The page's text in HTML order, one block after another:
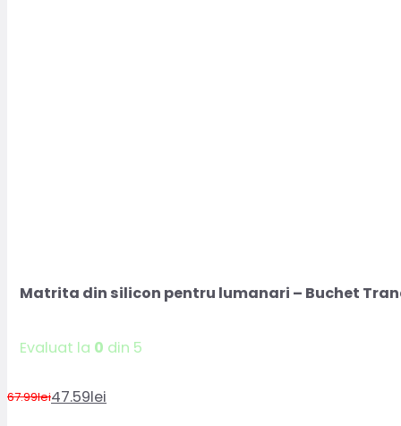
Matrita din silicon pentru lumanari – Buchet
Evaluat la 0 din 5
67.99lei
Prețul 47.59lei
Prețul